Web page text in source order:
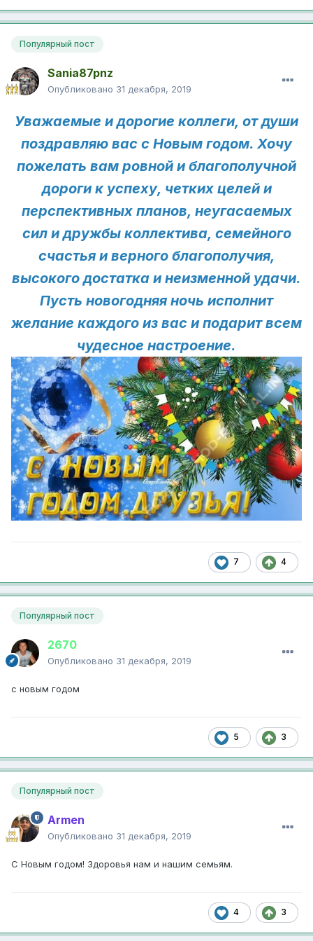
Популярный пост
Sania87pnz
Опубликовано 31 декабря, 2019
Уважаемые и дорогие коллеги, от души
поздравляю вас с Новым годом. Хочу
пожелать вам ровной и благополучной
дороги к успеху, четких целей и
перспективных планов, неугасаемых
сил и дружбы коллектива, семейного
счастья и верного благополучия,
высокого достатка и неизменной удачи.
Пусть новогодняя ночь исполнит
желание каждого из вас и подарит всем
чудесное настроение.
7 4
Популярный пост
2670
Опубликовано 31 декабря, 2019
с новым годом
5 3
Популярный пост
Armen
Опубликовано 31 декабря, 2019
С Новым годом! Здоровья нам и нашим семьям.
4 3